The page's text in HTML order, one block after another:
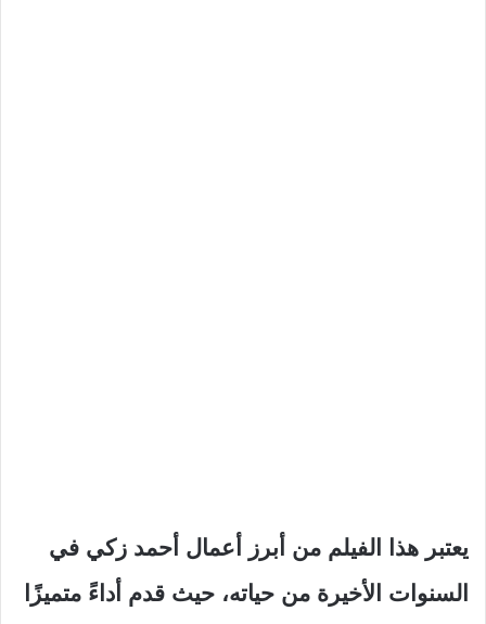
يعتبر هذا الفيلم من أبرز أعمال أحمد زكي في
السنوات الأخيرة من حياته، حيث قدم أداءً متميزًا